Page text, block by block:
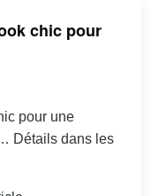
chic pour
pour une
Détails dans les